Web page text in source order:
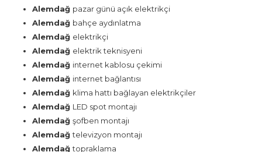
Alemdağ pazar günü açık elektrikçi
Alemdağ bahçe aydınlatma
Alemdağ elektrikçi
Alemdağ elektrik teknisyeni
Alemdağ internet kablosu çekimi
Alemdağ internet bağlantısı
Alemdağ klima hattı bağlayan elektrikçiler
Alemdağ LED spot montajı
Alemdağ şofben montajı
Alemdağtelevizyon montajı
Alemdağtopraklama